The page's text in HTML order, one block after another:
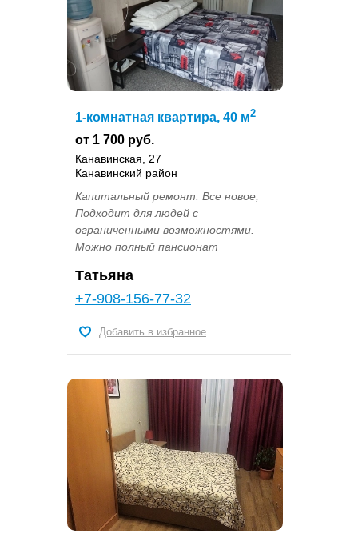
1-комнатная квартира, 40 м2
от 1 700 руб.
Канавинская, 27
Канавинский район
Капитальный ремонт. Все новое,
Подходит для людей с
ограниченными возможностями.
Можно полный пансионат
Татьяна
+7-908-156-77-32
Добавить в избранное